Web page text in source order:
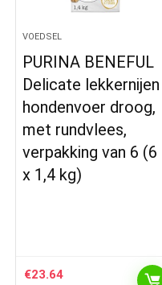
VOEDSEL
PURINA BENEFUL
Delicate lekkernijen
hondenvoer droog,
met rundvlees,
verpakking van 6 (6
x 1,4 kg)
€23.64